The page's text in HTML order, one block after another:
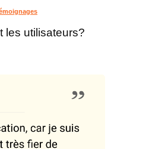
les utilisateurs?